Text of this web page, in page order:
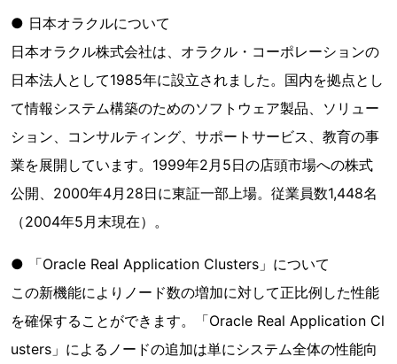
● 日本オラクルについて
日本オラクル株式会社は、オラクル・コーポレーションの
日本法人として1985年に設立されました。国内を拠点とし
て情報システム構築のためのソフトウェア製品、ソリュー
ション、コンサルティング、サポートサービス、教育の事
業を展開しています。1999年2月5日の店頭市場への株式
公開、2000年4月28日に東証一部上場。従業員数1,448名
（2004年5月末現在）。
● 「Oracle Real Application Clusters」について
この新機能によりノード数の増加に対して正比例した性能
を確保することができます。「Oracle Real Application Cl
usters」によるノードの追加は単にシステム全体の性能向